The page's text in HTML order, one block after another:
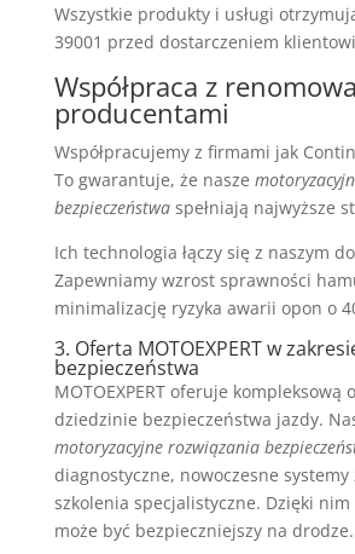
Wszystkie produkty i usługi
39001 przed dostarczeniem
Współpraca z
producentami
Współpracujemy z firmami jak
To gwarantuje, że nasze
bezpieczeństwaspełniają najwyższe
Ich technologia łączy się z naszym
Zapewniamy wzrost sprawności
minimalizację ryzyka awarii opon o
3. Oferta MOTOEXPERT w
bezpieczeństwa
MOTOEXPERT oferuje kompleksową
dziedzinie bezpieczeństwa jazdy.
motoryzacyjne rozwiązania
diagnostyczne, nowoczesne
szkolenia specjalistyczne. Dzięki nim
może być bezpieczniejszy na drodze.